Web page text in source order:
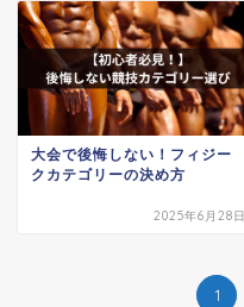
大会で後悔しない！フィジー
クカテゴリーの決め方
2025年6月28日
1